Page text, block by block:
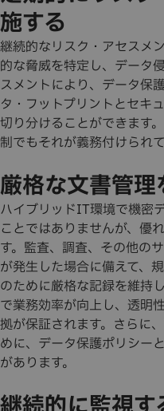
施する
継続的なリスク・アセスメ
的な脅威を特定し、データ
スメントにより、データ保
タ・フットプリントとセキ
切り分けることができます
制でもそれが義務付けられて
厳格な文書管理
ハイブリッドIT環境で機密
ことではありませんが、優
す。監査、調査、その他の
が発生した場合に備えて、
のために厳格な記録を維持
で業務効率が向上し、透明
拠が保証されます。さらに
めに、データ保護ポリシー
があります。